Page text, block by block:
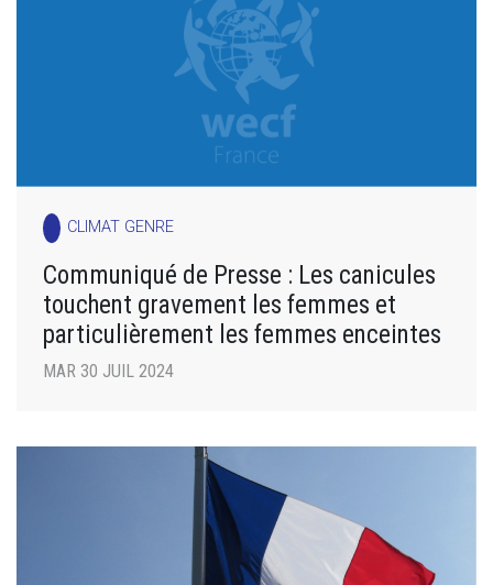
CLIMAT GENRE
Communiqué de Presse : Les canicules
touchent gravement les femmes et
particulièrement les femmes enceintes
MAR 30 JUIL 2024